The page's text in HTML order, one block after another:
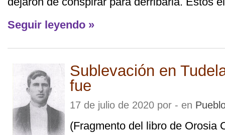
Seguir leyendo »
Sublevación en
fue
17 de julio de 2020 por - en
(Fragmento del libro de Orosia